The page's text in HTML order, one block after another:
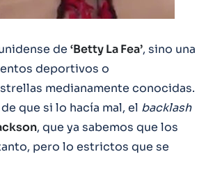
de ‘Betty La Fea’, sino una
deportivos o
medianamente conocidas.
que si lo hacía mal, el backlash
, que ya sabemos que los
pero lo estrictos que se